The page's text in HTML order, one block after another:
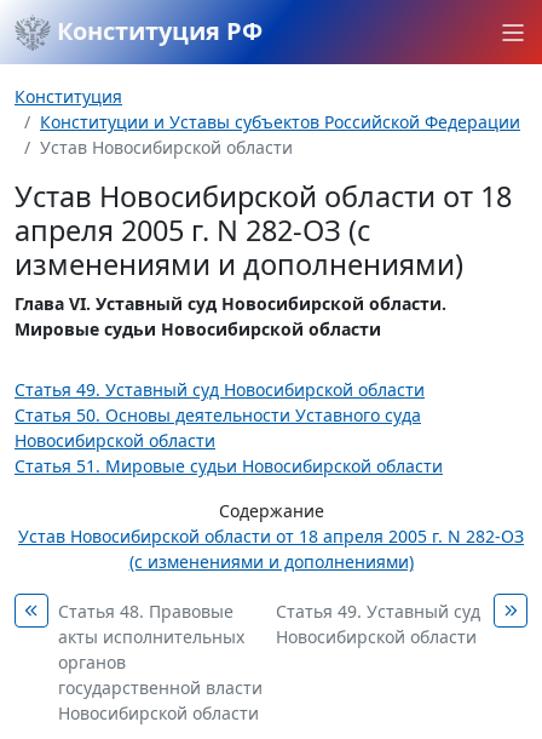
Конституция РФ
Конституция
Конституции и Уставы субъектов Российской Федерации
Устав Новосибирской области
Устав Новосибирской области от 18
апреля 2005 г. N 282-ОЗ (с
изменениями и дополнениями)
Глава VI. Уставный суд Новосибирской области.
Мировые судьи Новосибирской области
Статья 49. Уставный суд Новосибирской области
Статья 50. Основы деятельности Уставного суда
Новосибирской области
Статья 51. Мировые судьи Новосибирской области
Содержание
Устав Новосибирской области от 18 апреля 2005 г. N 282-ОЗ
(с изменениями и дополнениями)
Статья 48. Правовые
акты исполнительных
органов
государственной власти
Новосибирской области
Статья 49. Уставный суд
Новосибирской области